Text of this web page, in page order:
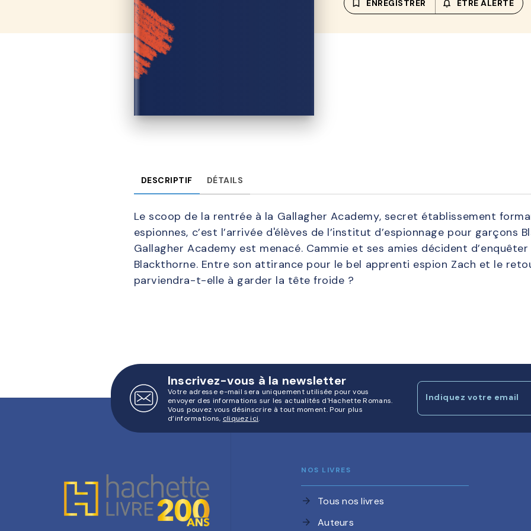
bookmark_border ENREGISTRER ÊTRE ALERTÉ
DESCRIPTIF DÉTAILS
Le scoop de la rentrée à la Gallagher Academy, secret établissement
espionnes, c’est l’arrivée d'élèves de l’institut d’espionnage pour garçons
Gallagher Academy est menacé. Cammie et ses amies décident
Blackthorne. Entre son attirance pour le bel apprenti espion Zach et le
parviendra-t-elle à garder la tête froide ?
Inscrivez-vous à la newsletter
Votre adresse e-mail sera uniquement utilisée pour vous
envoyer des informations sur les actualités d'Hachette Romans.
Vous pouvez vous désinscrire à tout moment. Pour plus
d’informations, cliquez ici.
Indiquez votre email
NOS LIVRES
arrow_forward Tous nos livres
arrow_forward Auteurs